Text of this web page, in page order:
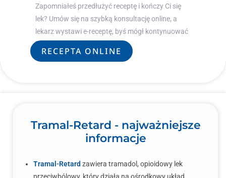
Zapomniałeś przedłużyć receptę i kończy Ci się
lek? Umów się na szybką konsultację online, a
lekarz wystawi e-receptę, byś mógł kontynuować
leczenie.
RECEPTA ONLINE
Tramal-Retard - najważniejsze
informacje
Tramal-Retard zawiera tramadol, opioidowy lek